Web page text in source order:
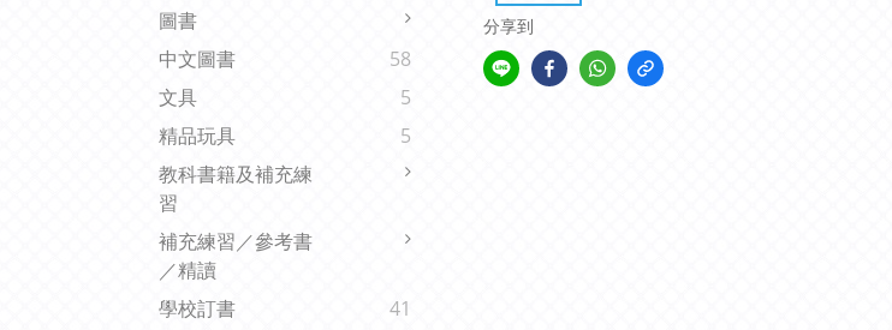
圖書
中文圖書
58
文具
5
精品玩具
5
教科書籍及補充練
習
補充練習／參考書
／精讀
學校訂書
41
分享到